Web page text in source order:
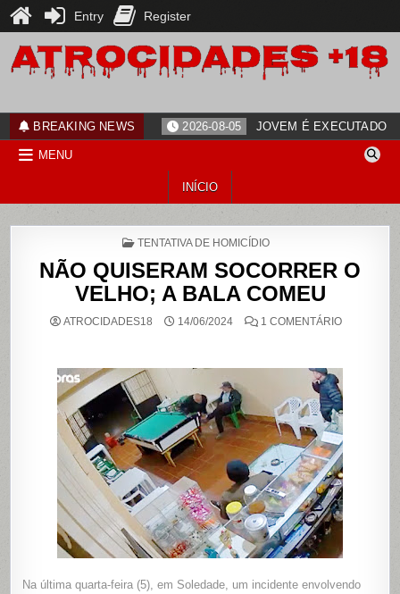
content
BREAKING NEWS 2026-08-05 JOVEM É EXECUTADO
MENU
INÍCIO
POSTED
TENTATIVA DE HOMICÍDIO
NÃO QUISERAM SOCORRER O
VELHO; A BALA COMEU
ATROCIDADES18 14/06/2024 1 COMENTÁRIOEM
BALA
COMEU
Na última quarta-feira (5), em Soledade, um incidente envolvendo
Entry Register